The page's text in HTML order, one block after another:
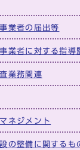
業者の届出等
業者に対する指導
業務関連
ネジメント
の整備に関するも